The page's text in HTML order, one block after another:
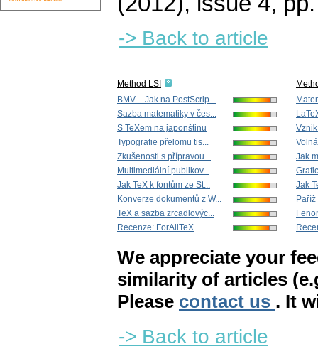
-> Back to article
Method LSI
BMV – Jak na PostScrip...
Sazba matematiky v čes...
S TeXem na japonštinu
Typografie přelomu tis...
Zkušenosti s přípravou...
Multimediální publikov...
Jak TeX k fontům ze St...
Konverze dokumentů z W...
TeX a sazba zrcadlovýc...
Recenze: ForAllTeX
Jak
Jak
We appreciate your
similarity of articles
Please contact us . It
-> Back to article